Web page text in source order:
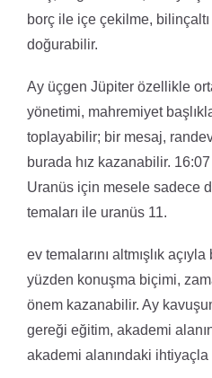
borç ile içe çekilme,
doğurabilir.
Ay üçgen Jüpiter özellikle
yönetimi, mahremiyet
toplayabilir; bir mesaj,
burada hız kazanabilir.
Uranüs için mesele sadece
temaları ile uranüs 11.
ev temalarını altmışlık
yüzden konuşma biçimi,
önem kazanabilir. Ay
gereği eğitim, akademi
akademi alanındaki ihtiyaçla